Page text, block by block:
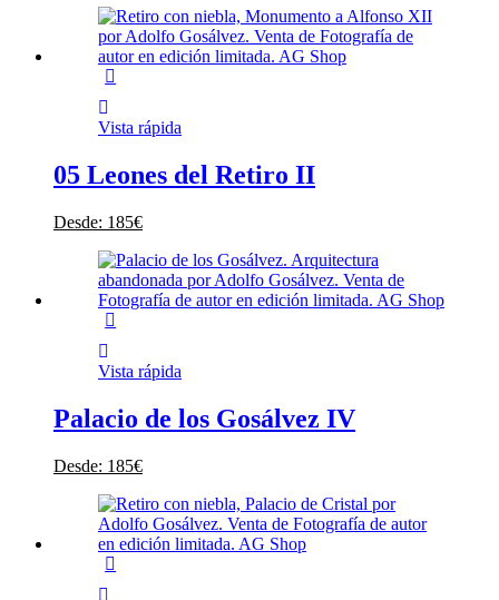
Vista rápida
05 Leones del Retiro II
Desde: 185€
Vista rápida
Palacio de los Gosálvez IV
Desde: 185€